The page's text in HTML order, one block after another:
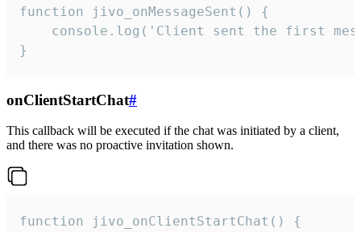
function jivo_onMessageSent() {
console.log('Client sent the first
}
onClientStartChat#
This callback will be executed if the chat was initiated by a client,
and there was no proactive invitation shown.
function jivo_onClientStartChat() {